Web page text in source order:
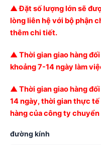
▲ Đặt số lượng lớn sẽ
lòng liên hệ với bộ phận
thêm chi tiết.
▲ Thời gian giao hàng
khoảng 7-14 ngày làm
▲ Thời gian giao hàng
14 ngày, thời gian thực
hàng của công ty chuyển
đường kính